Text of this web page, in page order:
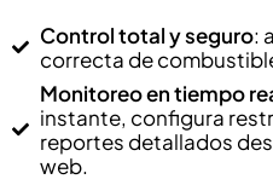
Control total y seguro:
correcta de
Monitoreo en tiempo
instante, configura
reportes detallados
web.